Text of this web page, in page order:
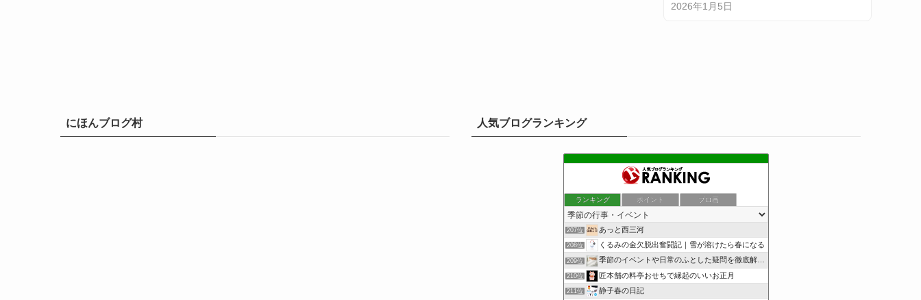
2026年1月5日
にほんブログ村 人気ブログランキング
ランキング ポイント ブロ画
207位 あっと西三河
208位 くるみの金欠脱出奮闘記｜雪が溶けたら春になる
209位 季節のイベントや日常のふとした疑問を徹底解説！
210位 匠本舗の料亭おせちで縁起のいいお正月
211位 静子春の日記